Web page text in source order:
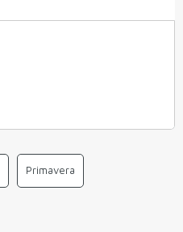
Primavera